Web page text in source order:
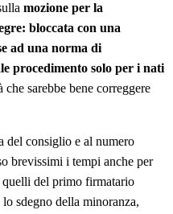
mozione per la
bloccata con una
ad una norma di
procedimento solo per i nati
sarebbe bene correggere
del consiglio e al numero
brevissimi i tempi anche per
del primo firmatario
sdegno della minoranza,